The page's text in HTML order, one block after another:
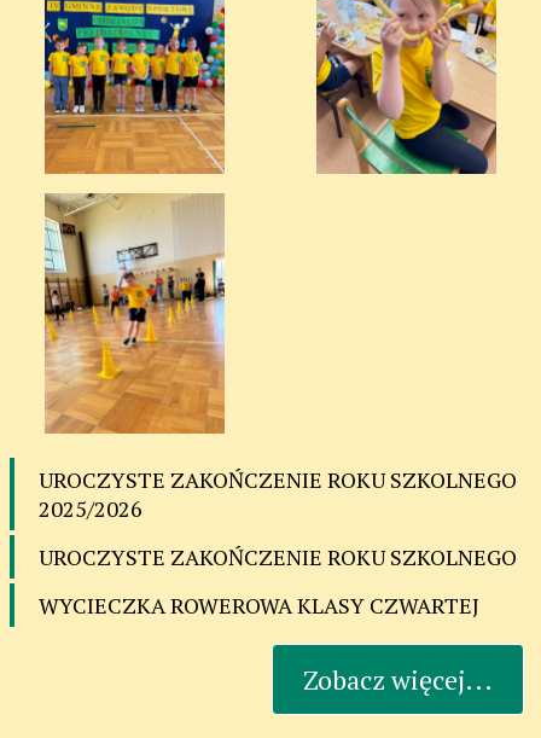
UROCZYSTE ZAKOŃCZENIE ROKU SZKOLNEGO
2025/2026
UROCZYSTE ZAKOŃCZENIE ROKU SZKOLNEGO
WYCIECZKA ROWEROWA KLASY CZWARTEJ
Zobacz więcej...